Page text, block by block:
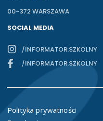
00-372 WARSZAWA
SOCIAL MEDIA
/INFORMATOR.SZKOLNY
/INFORMATOR.SZKOLNY
Polityka prywatności